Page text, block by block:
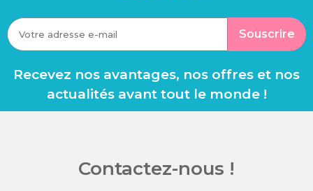
Souscrire
Recevez nos avantages, nos offres et nos
actualités avant tout le monde !
Contactez-nous !